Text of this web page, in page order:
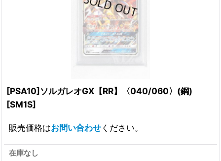
[PSA10]ソルガレオGX【RR】〈040/060〉(鋼)
[SM1S]
販売価格はお問い合わせください。
在庫なし